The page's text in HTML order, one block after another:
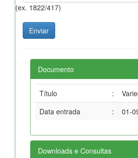
(ex. 1822/417)
Documento
Título :
Data entrada
: 01-
Downloads e Consultas